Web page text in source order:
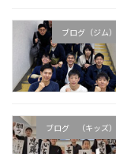
ブログ（ジム）
ブログ （キッズ）